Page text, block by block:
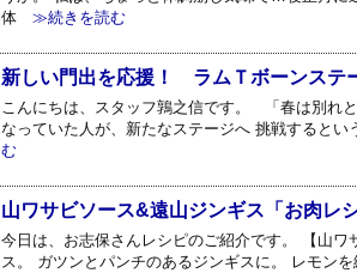
体≫続きを読む
新しい門出を応援！ ラムＴボーンステ
こんにちは、スタッフ鶉之信です。 「春は別れ
なっていた人が、新たなステージへ 挑戦すると
む
山ワサビソース&遠山ジンギス「お肉レシ
今日は、お志保さんレシピのご紹介です。 【山
ス。 ガツンとパンチのあるジンギスに。 レモン